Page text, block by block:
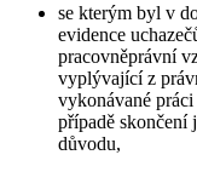
se kterým byl v
evidence
pracovněprávní
vyplývající z
vykonávané
případě skončení
důvodu,